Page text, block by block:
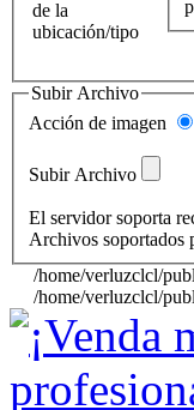
de la
ubicación/tipo
Subir Archivo
Acción de imagen
Subir Archivo
El servidor soporta
Archivos soportados
/home/verluzclcl/
/home/verluzclcl/